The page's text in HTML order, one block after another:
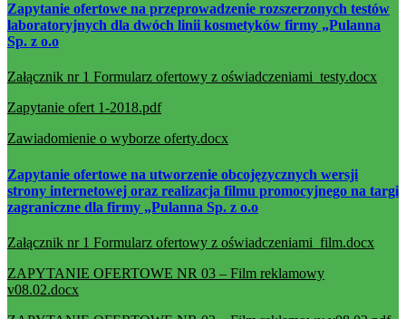
Zapytanie ofertowe na przeprowadzenie rozszerzonych testów
laboratoryjnych dla dwóch linii kosmetyków firmy „Pulanna
Sp. z o.o
Załącznik nr 1 Formularz ofertowy z oświadczeniami_testy.docx
Zapytanie ofert 1-2018.pdf
Zawiadomienie o wyborze oferty.docx
Zapytanie ofertowe na utworzenie obcojęzycznych wersji
strony internetowej oraz realizacja filmu promocyjnego na targi
zagraniczne dla firmy „Pulanna Sp. z o.o
Załącznik nr 1 Formularz ofertowy z oświadczeniami_film.docx
ZAPYTANIE OFERTOWE NR 03 – Film reklamowy
v08.02.docx